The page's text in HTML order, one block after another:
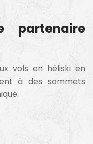
partenaire
vols en héliski en
à des sommets